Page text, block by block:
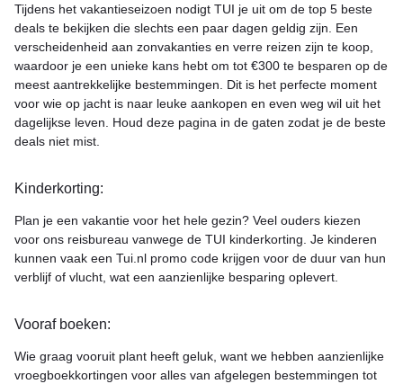
Tijdens het vakantieseizoen nodigt TUI je uit om de top 5 beste
deals te bekijken die slechts een paar dagen geldig zijn. Een
verscheidenheid aan zonvakanties en verre reizen zijn te koop,
waardoor je een unieke kans hebt om tot €300 te besparen op de
meest aantrekkelijke bestemmingen. Dit is het perfecte moment
voor wie op jacht is naar leuke aankopen en even weg wil uit het
dagelijkse leven. Houd deze pagina in de gaten zodat je de beste
deals niet mist.
Kinderkorting:
Plan je een vakantie voor het hele gezin? Veel ouders kiezen
voor ons reisbureau vanwege de TUI kinderkorting. Je kinderen
kunnen vaak een Tui.nl promo code krijgen voor de duur van hun
verblijf of vlucht, wat een aanzienlijke besparing oplevert.
Vooraf boeken:
Wie graag vooruit plant heeft geluk, want we hebben aanzienlijke
vroegboekkortingen voor alles van afgelegen bestemmingen tot